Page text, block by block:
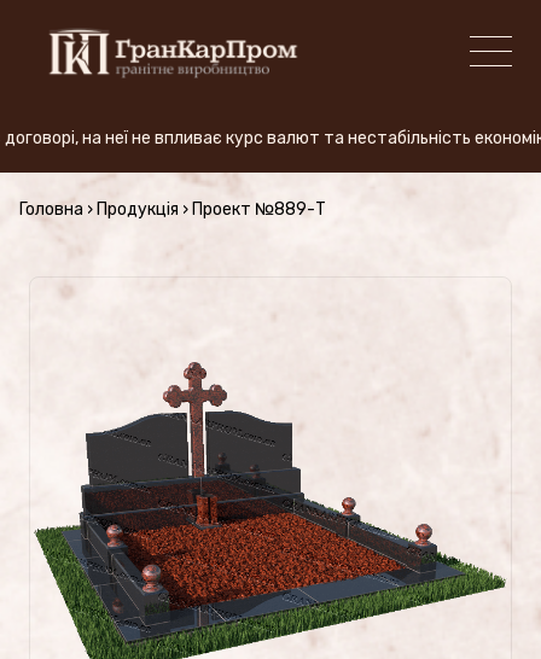
+380 (50) 380-59-57
АКЦІЯ
Продукція (Ціни)
Проекти пам’ятників
Наші роботи
на неї не впливає курс валют та
Головна › Продукція › Проект №889-Т